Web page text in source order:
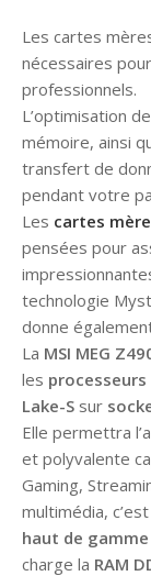
Les cartes
nécessaires
professionnels.
L’optimisation
mémoire, ainsi
transfert de
pendant votre
Les cartes
pensées pour
technologie
donne
La MSI MEG
les
Lake-S sur
Elle permettra
et polyvalente
Gaming,
multimédia,
haut de
charge la RAM